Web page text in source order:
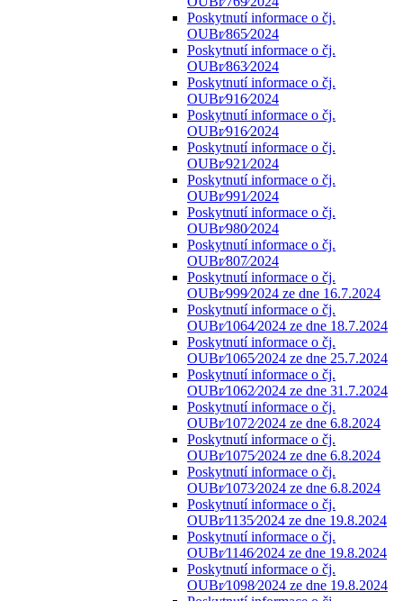
Poskytnutí informace o čj.
OUBr⁄865⁄2024
Poskytnutí informace o čj.
OUBr⁄863⁄2024
Poskytnutí informace o čj.
OUBr⁄916⁄2024
Poskytnutí informace o čj.
OUBr⁄916⁄2024
Poskytnutí informace o čj.
OUBr⁄921⁄2024
Poskytnutí informace o čj.
OUBr⁄991⁄2024
Poskytnutí informace o čj.
OUBr⁄980⁄2024
Poskytnutí informace o čj.
OUBr⁄807⁄2024
Poskytnutí informace o čj.
OUBr⁄999⁄2024 ze dne 16.7.2024
Poskytnutí informace o čj.
OUBr⁄1064⁄2024 ze dne 18.7.2024
Poskytnutí informace o čj.
OUBr⁄1065⁄2024 ze dne 25.7.2024
Poskytnutí informace o čj.
OUBr⁄1062⁄2024 ze dne 31.7.2024
Poskytnutí informace o čj.
OUBr⁄1072⁄2024 ze dne 6.8.2024
Poskytnutí informace o čj.
OUBr⁄1075⁄2024 ze dne 6.8.2024
Poskytnutí informace o čj.
OUBr⁄1073⁄2024 ze dne 6.8.2024
Poskytnutí informace o čj.
OUBr⁄1135⁄2024 ze dne 19.8.2024
Poskytnutí informace o čj.
OUBr⁄1146⁄2024 ze dne 19.8.2024
Poskytnutí informace o čj.
OUBr⁄1098⁄2024 ze dne 19.8.2024